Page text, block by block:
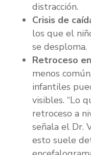
distracción.
Crisis de
los que el
se desploma.
Retroceso
menos
infantiles
visibles. “Lo
retroceso a
señala el Dr.
esto suele